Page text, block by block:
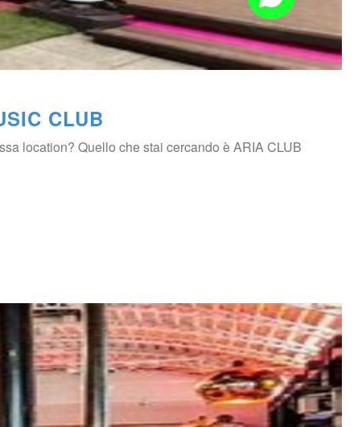
CLUB
location? Quello che stai cercando è ARIA CLUB